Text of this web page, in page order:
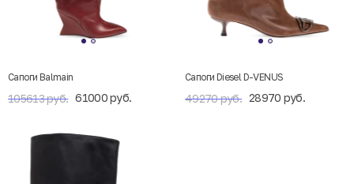
Сапоги Balmain
105613 руб. 61000 руб.
Сапоги Diesel D-VENUS
49270 руб. 28970 руб.